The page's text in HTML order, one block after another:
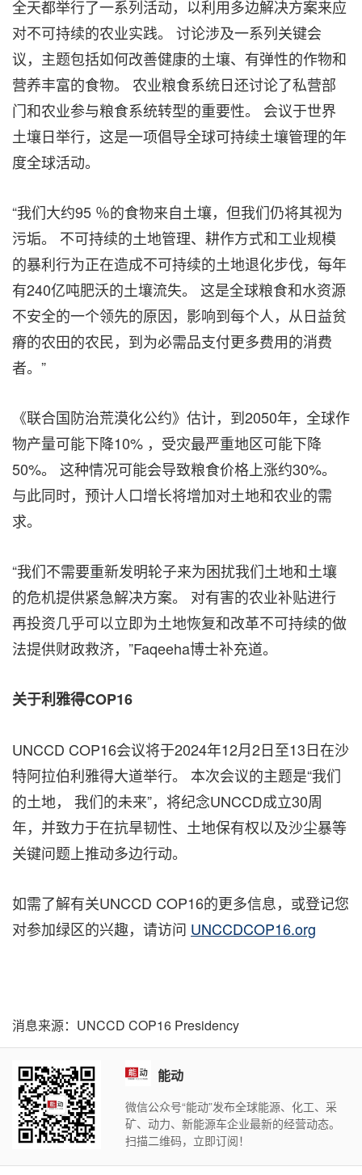
全天都举行了一系列活动，以利用多边解决方案来应
对不可持续的农业实践。 讨论涉及一系列关键会
议，主题包括如何改善健康的土壤、有弹性的作物和
营养丰富的食物。 农业粮食系统日还讨论了私营部
门和农业参与粮食系统转型的重要性。 会议于世界
土壤日举行，这是一项倡导全球可持续土壤管理的年
度全球活动。
“我们大约95 ％的食物来自土壤，但我们仍将其视为
污垢。 不可持续的土地管理、耕作方式和工业规模
的暴利行为正在造成不可持续的土地退化步伐，每年
有240亿吨肥沃的土壤流失。 这是全球粮食和水资源
不安全的一个领先的原因，影响到每个人，从日益贫
瘠的农田的农民，到为必需品支付更多费用的消费
者。”
《联合国防治荒漠化公约》估计，到2050年，全球作
物产量可能下降10% ，受灾最严重地区可能下降
50%。 这种情况可能会导致粮食价格上涨约30%。
与此同时，预计人口增长将增加对土地和农业的需
求。
“我们不需要重新发明轮子来为困扰我们土地和土壤
的危机提供紧急解决方案。 对有害的农业补贴进行
再投资几乎可以立即为土地恢复和改革不可持续的做
法提供财政救济，”Faqeeha博士补充道。
关于利雅得COP16
UNCCD COP16会议将于2024年12月2日至13日在沙
特阿拉伯利雅得大道举行。 本次会议的主题是“我们
的土地， 我们的未来”，将纪念UNCCD成立30周
年，并致力于在抗旱韧性、土地保有权以及沙尘暴等
关键问题上推动多边行动。
如需了解有关UNCCD COP16的更多信息，或登记您
对参加绿区的兴趣，请访问 UNCCDCOP16.org
消息来源：UNCCD COP16 Presidency
能动
微信公众号“能动”发布全球能源、化工、采
矿、动力、新能源车企业最新的经营动态。
扫描二维码，立即订阅！